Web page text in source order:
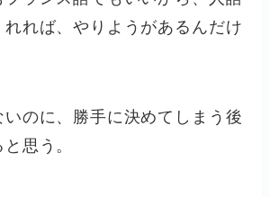
れば、やりようがあるんだけ
いのに、勝手に決めてしまう後
思う。